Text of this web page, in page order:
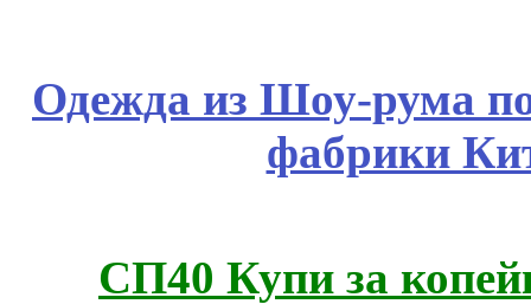
Одежда из Шоу-рума
фабрики
СП40 Купи за